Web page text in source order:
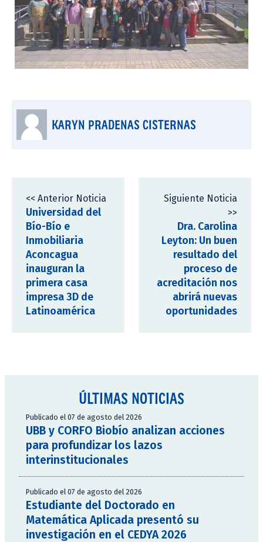
KARYN PRADENAS CISTERNAS
<< Anterior Noticia
Universidad del
Bío-Bío e
Inmobiliaria
Aconcagua
inauguran la
primera casa
impresa 3D de
Latinoamérica
Siguiente Noticia
>>
Dra. Carolina
Leyton: Un buen
resultado del
proceso de
acreditación nos
abrirá nuevas
oportunidades
ÚLTIMAS NOTICIAS
Publicado el 07 de agosto del 2026
UBB y CORFO Biobío analizan acciones
para profundizar los lazos
interinstitucionales
Publicado el 07 de agosto del 2026
Estudiante del Doctorado en
Matemática Aplicada presentó su
investigación en el CEDYA 2026